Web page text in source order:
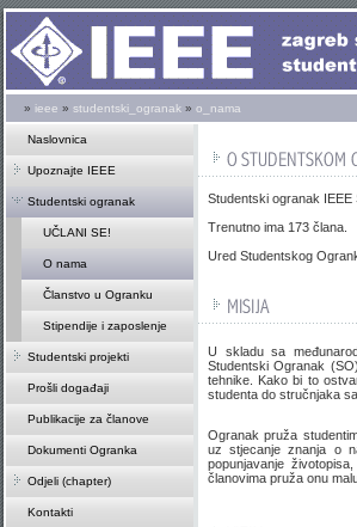
» ieee » studentski_ogranak » o_nama
Naslovnica
Upoznajte IEEE
Studentski ogranak
UČLANI SE!
O nama
Članstvo u Ogranku
Stipendije i zaposlenje
Studentski projekti
Prošli događaji
Publikacije za članove
Dokumenti Ogranka
Odjeli (chapter)
Kontakti
Studentski ogranak
Trenutno ima 173 člana.
Ured Studentskog
U skladu sa
Studentski Ogranak
tehnike. Kako bi to
studenta do stručnjaka
Ogranak pruža
uz stjecanje znanja o
popunjavanje
članovima pruža onu